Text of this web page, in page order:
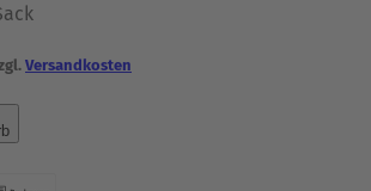
Versandkosten